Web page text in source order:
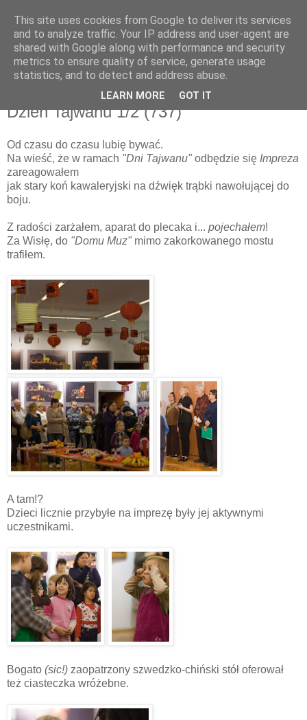
niedziela, 20 listopada 2011
Dzień Tajwanu 1/2 (737)
Od czasu do czasu lubię bywać.
Na wieść, że w ramach "Dni Tajwanu" odbędzie się Impreza
zareagowałem
jak stary koń kawaleryjski na dźwięk trąbki nawołującej do
boju.
Z radości zarżałem, aparat do plecaka i... pojechałem!
Za Wisłę, do "Domu Muz" mimo zakorkowanego mostu
trafiłem.
A tam!?
Dzieci licznie przybyłe na imprezę były jej aktywnymi
uczestnikami.
Bogato (sic!) zaopatrzony szwedzko-chiński stół oferował
też ciasteczka wróżebne.
This site uses cookies from Google to deliver its services
and to analyze traffic. Your IP address and user-agent are
shared with Google along with performance and security
metrics to ensure quality of service, generate usage
statistics, and to detect and address abuse.
LEARN MORE GOT IT